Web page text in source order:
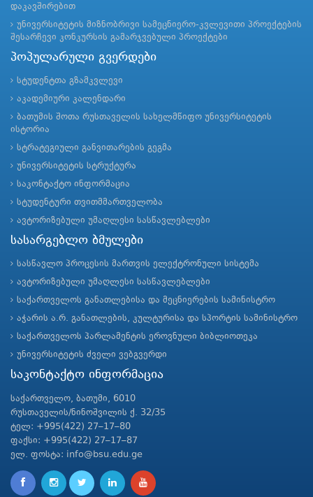
დაკავშირებით
უნივერსიტეტის მიზნობრივი სამეცნიერო-კვლევითი პროექტების
შესარჩევი კონკურსის გამარჯვებული პროექტები
პოპულარული გვერდები
სტუდენტთა გზამკვლევი
აკადემიური კალენდარი
ბათუმის შოთა რუსთაველის სახელმწიფო უნივერსიტეტის
ისტორია
სტრატეგიული განვითარების გეგმა
უნივერსიტეტის სტრუქტურა
საკონტაქტო ინფორმაცია
სტუდენტური თვითმმართველობა
ავტორიზებული უმაღლესი სასწავლებლები
სასარგებლო ბმულები
სასწავლო პროცესის მართვის ელექტრონული სისტემა
ავტორიზებული უმაღლესი სასწავლებლები
საქართველოს განათლებისა და მეცნიერების სამინისტრო
აჭარის ა.რ. განათლების, კულტურისა და სპორტის სამინისტრო
საქართველოს პარლამენტის ეროვნული ბიბლიოთეკა
უნივერსიტეტის ძველი ვებგვერდი
საკონტაქტო ინფორმაცია
საქართველო, ბათუმი, 6010
რუსთაველის/ნინოშვილის ქ. 32/35
ტელ: +995(422) 27–17–80
ფაქსი: +995(422) 27–17–87
ელ. ფოსტა: info@bsu.edu.ge